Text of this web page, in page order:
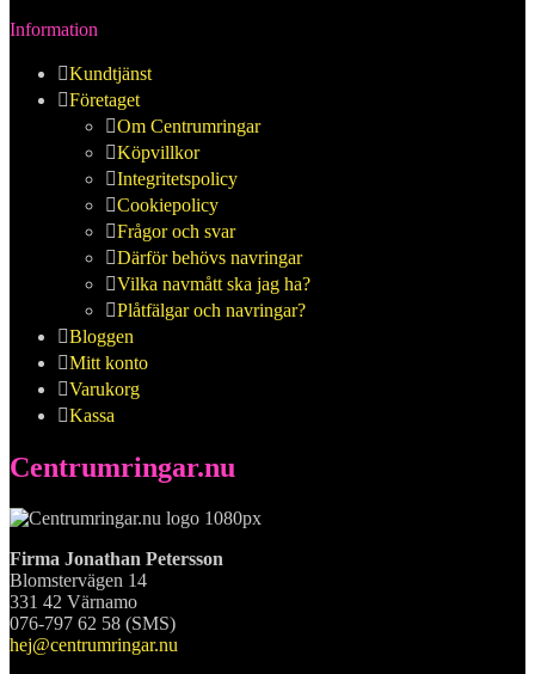
Information
Kundtjänst
Företaget
Om Centrumringar
Köpvillkor
Integritetspolicy
Cookiepolicy
Frågor och svar
Därför behövs navringar
Vilka navmått ska jag ha?
Plåtfälgar och navringar?
Bloggen
Mitt konto
Varukorg
Kassa
Centrumringar.nu
Firma Jonathan Petersson
Blomstervägen 14
331 42 Värnamo
076-797 62 58 (SMS)
hej@centrumringar.nu